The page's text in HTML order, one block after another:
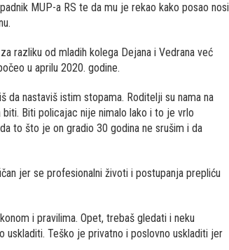
MUP-a RS te da mu je rekao kako posao nosi
razliku od mladih kolega Dejana i Vedrana već
u aprilu 2020. godine.
nastaviš istim stopama. Roditelji su nama na
Biti policajac nije nimalo lako i to je vrlo
to što je on gradio 30 godina ne srušim i da
jer se profesionalni životi i postupanja prepliću
i pravilima. Opet, trebaš gledati i neku
uskladiti. Teško je privatno i poslovno uskladiti jer